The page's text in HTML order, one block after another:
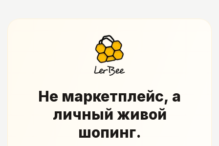
Не маркетплейс, а
личный живой
шопинг.